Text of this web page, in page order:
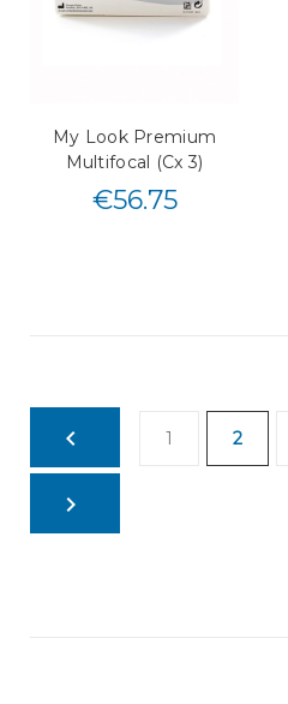
My Look Premium
Multifocal (Cx 3)
€56.75
1 2